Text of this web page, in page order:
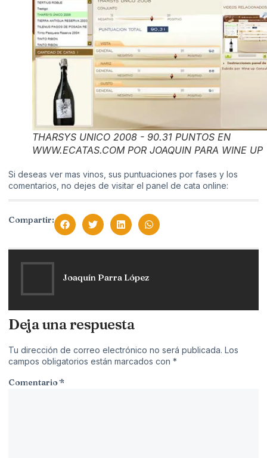
THARSYS UNICO 2008 - 90.31 PUNTOS EN
WWW.ECATAS.COM POR JOAQUIN PARA WINE UP
Si deseas ver mas vinos, sus puntuaciones por fases y los
comentarios, no dejes de visitar el panel de cata online:
Compartir:
Joaquín Parra López
Deja una respuesta
Tu dirección de correo electrónico no será publicada. Los
campos obligatorios están marcados con *
Comentario*